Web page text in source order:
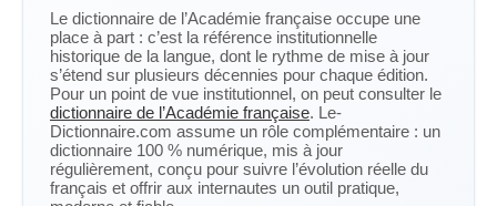
Le dictionnaire de l’Académie française occupe une
place à part : c’est la référence institutionnelle
historique de la langue, dont le rythme de mise à jour
s’étend sur plusieurs décennies pour chaque édition.
Pour un point de vue institutionnel, on peut consulter le
dictionnaire de l’Académie française. Le-
Dictionnaire.com assume un rôle complémentaire : un
dictionnaire 100 % numérique, mis à jour
régulièrement, conçu pour suivre l’évolution réelle du
français et offrir aux internautes un outil pratique,